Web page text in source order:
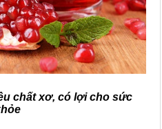
chất xơ, có lợi cho sức